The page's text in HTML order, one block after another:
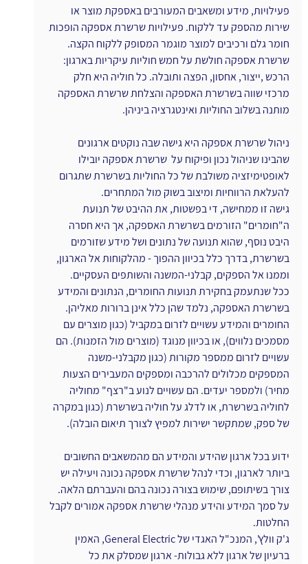
פעילויות, מידע ומשאבים המעורבים באספקת מוצר או
שירות מהספק עד ללקוח. פעילויות שרשרת אספקה הופכות
חומר גלם ורכיבים למוצר מוגמר המסופק ללקוח הקצה.
שרשרת אספקה חולשת על חמש חוליות עיקריות בארגון:
הרכש ,ייצור, אחסון, הפצה ותובלה. כל חוליה היא חלק
מרכזי שווה בשרשרת האספקה והצלחת שרשרת האספקה
מותנה בשלוב החוליות ואינטגרציה ביניהן.
ניהול שרשרת אספקה היא גישה שבה נוקטים ארגונים
שהבינו שניהול נכון ופיקוח על  שרשרת אספקה יובילו
לאופטימיזציה משולבת של כל החוליות בשרשרת שתגרום
להעלאת הרווחיות ומיצוב בשוק מול המתחרים.
גישה זו ממחישה, די בפשטות, את ההיבט של תנועת
ה"חומרים" הזורמים בשרשרת האספקה, אך היא חסרה
היבט נוסף, שהוא תנועה של נתונים ושל מידע שזורמים
בשרשרת, בדרך כלל בכיוון ההפוך - מהלקוחות אל הארגון,
וממנו אל הספקים, קבלני-המשנה והשותפים העסקיים.
ככל שנתעמק בחקירת תנועות החומרים, הנתונים והמידע
בשרשרת האספקה, נלמד שהן כלל אינן ברורות מאליהן.
החומרים והמידע עשויים לזרום במקביל (כגון מוצרים עם
מסמכים נלווים), או בכיוון מנוגד (מוצרים מול הזמנות). הם
עשויים לזרום ממספר מקורות (כגון מקבלני-משנה
המספקים מכלולים להרכבה ומספקים המעבירים הצעות
מחיר) ולמספר יעדים. הם עשויים לנוע ב"רצף" מחוליה
לחוליה בשרשרת, או לדלג על חוליה בשרשרת (כגון במקרה
של ספק, שמתקשר ישירות למפיץ לצורך תיאום הובלה).
ידוע בכל ארגון שהידע והמידע הם מהמשאבים החשובים
ביותר לארגון, וכדי לנהל שרשרת אספקה נכונה ויעילה יש
צורך בשיתופם, שימוש בצורה נכונה בהם והעברתם הלאה.
על סמך המידע והידע מנהלי שרשרת אספקה אמורים לקבל
החלטות.
ג'ק וולץ', המנכ"ל האגדי של General Electric, האמין
ברעיון של ארגון ללא גבולות- ארגון שמסלק את כל